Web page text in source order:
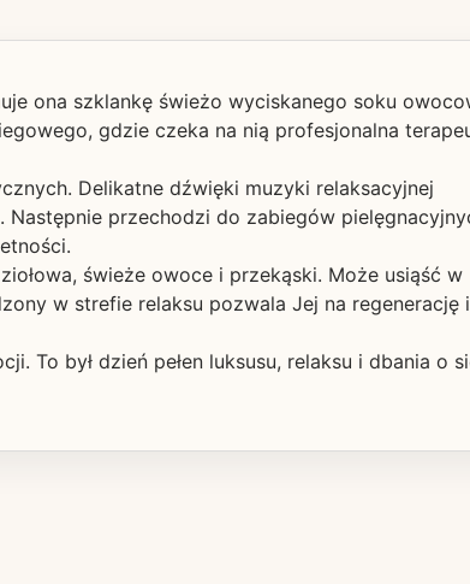
ona szklankę świeżo wyciskanego soku
gdzie czeka na nią profesjonalna
Delikatne dźwięki muzyki relaksacyjnej
przechodzi do zabiegów
świeże owoce i przekąski. Może usiąść w
w strefie relaksu pozwala Jej na regenerację i
To był dzień pełen luksusu, relaksu i dbania o